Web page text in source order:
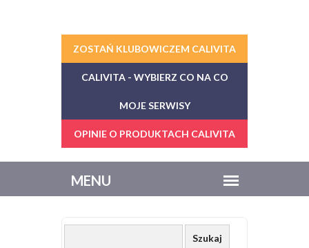
ZOSTAŃ KLUBOWICZEM CALIVITA
CALIVITA - WYBIERZ CO NA CO
MOJE SERWISY
OPINIE O PRODUKTACH CALIVITA